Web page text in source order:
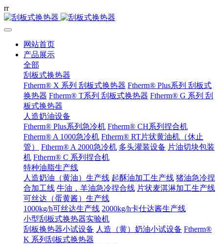
rr
网站首页
产品展示
全部
刮板式换热器
Ftherm® X 系列 刮板式换热器 Ftherm® Plus系列 刮板式
换热器 Ftherm® T系列 刮板式换热器 Ftherm® G 系列 刮
板式换热器
人造奶油设备
Ftherm® Plus系列急冷机 Ftherm® CH系列捏合机
Ftherm® A 1000急冷机 Ftherm® RT片状黄油机（休止
管）
Ftherm® A 2000急冷机 多头灌装设备 片油切块包装
机 Ftherm® C 系列捏合机
特种油脂生产线
人造奶油（黄油）生产线 起酥油加工生产线 猪油急冷捏
合加工线 牛油，羊油急冷捏合线 片状麦淇淋加工生产线
可丝达（蛋黄酱）生产线
1000kg/h可丝达生产线 2000kg/h卡仕达酱生产线
小型刮板式换热器实验机
刮板换热器小试设备 人造（黄）奶油小试设备 Ftherm®
K 系列刮板式换热器